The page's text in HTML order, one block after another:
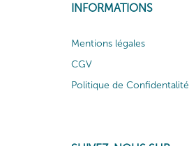
INFORMATIONS
Mentions légales
CGV
Politique de Confidentalité